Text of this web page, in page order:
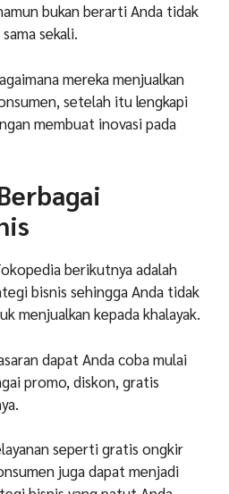
bukan berarti Anda tidak
sekali.
mereka menjualkan
setelah itu lengkapi
membuat inovasi pada
berikutnya adalah
bisnis sehingga Anda tidak
menjualkan kepada khalayak.
dapat Anda coba mulai
promo, diskon, gratis
seperti gratis ongkir
juga dapat menjadi